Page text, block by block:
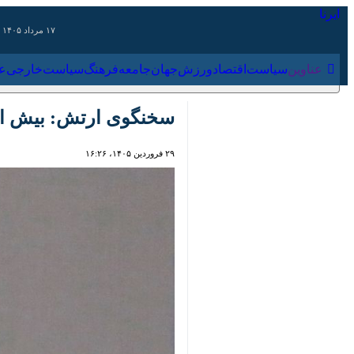
عناوین‌ سیاست اقتصاد ورزش جهان جامعه فرهنگ
سخنگوی ارتش: بیش از ۴۰ نقطه نظامی راهبردی رژیم صهیونی توسط ارتش مورد هدف قرار گرفت